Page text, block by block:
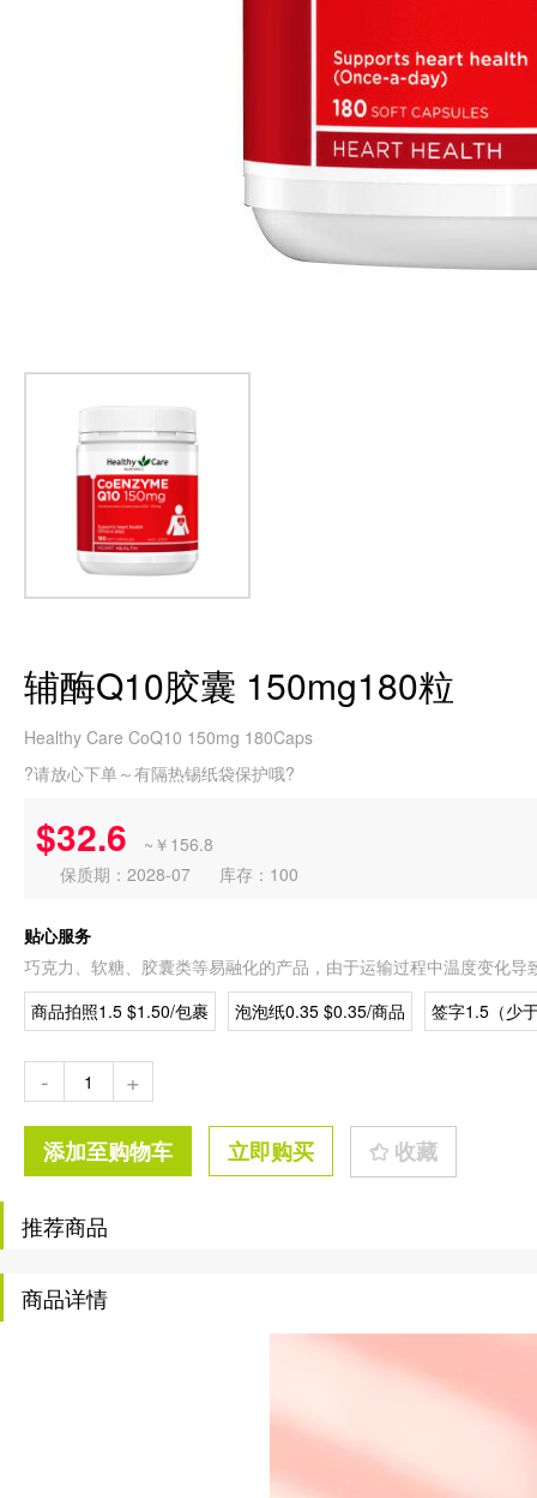
辅酶Q10胶囊 150mg180粒
Healthy Care CoQ10 150mg 180Caps
?请放心下单～有隔热锡纸袋保护哦?
$32.6
~￥156.8
保质期：2028-07
库存：100
贴心服务
巧克力、软糖、胶囊类等易融化的产品，由于运输过程中温度变化
商品拍照1.5 $1.50/包裹
泡泡纸0.35 $0.35/商品 签字1.5（少
- +
添加至购物车 立即购买 收藏
推荐商品
商品详情